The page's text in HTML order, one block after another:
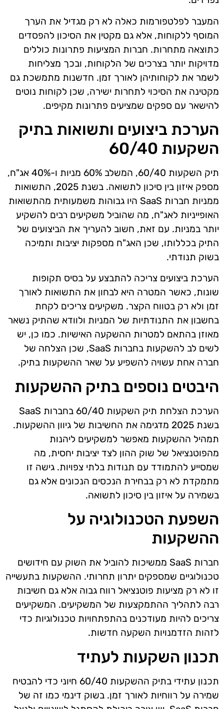
המעבר לפלטפורמות כאלה לא רק מגדיל את הערך
המוסף ללקוחות, אלא גם מקטין את הסיכון להפסדים
כתוצאה מתחרות. חברות המציעות פתרונות כוללים
מדויקות יותר בצרכים של הלקוחות, ובכך מצליחות
לשמר את לקוחותיהן לאורך זמן. חדשנות מתמשכת גם
מקטינה את הסיכוי לתחרות ישירה, שכן לקוחות נוטים
להישאר עם ספקים שמציעים פתרונות מקיפים.
הערכת ביצועים ותשואות בתיק
השקעות 60/40
תיק השקעות 60/40, המשלב 60% מניות ו-40% אג"ח,
מספק איזון בין סיכון לתשואה. בשנת 2025, התשואות
ממניות חברות SaaS היו גבוהות משמעותית מהתשואות
האופייניות לאג"ח, מה שהוביל משקיעים רבים להשקיע
יותר במניות. עם זאת, חשוב להעריך את הביצועים של
התיק בכללותו, שכן האג"ח מספקות יציבות ותמיכה
בשוק תנודתי.
הערכת ביצועים צריכה להתבצע על בסיס תקופות
שונות, כאשר המטרה היא לבחון את התשואות לאורך
זמן ולא רק בטווח הקצר. משקיעים צריכים לקחת
בחשבון את התנודתיות של המניות ולוודא שהתיק נשאר
מאוזן בהתאם למטרות ההשקעה האישיות. כמו כן, יש
לשים לב להשקעות בחברות SaaS, שכן הצלחה של
חברה אחת עשויה להשפיע על שאר ההשקעות בתיק.
היבטים נוספים בתיק ההשקעות
הערכת הצלחת תיק השקעות 60/40 בחברות SaaS
בשנת 2025 מדגימה את החשיבות של גיוון ההשקעות.
תמהיל ההשקעות מאפשר למשקיעים ליהנות
מהפוטנציאל של שוק ההון לצד יציבות יחסית, מה
שמסייע להתמודד עם תנודות בלתי צפויות. גישה זו
מתמקדת לא רק בבחירת הנכסים הנכונים אלא גם
בשמירה על איזון בין סיכון לתשואה.
השפעת הטכנולוגיה על
ההשקעות
חברות SaaS ממשיכות להוביל את השוק עם חידושים
טכנולוגיים שמספקים יתרון תחרותי. ההשקעות בתעשייה
זו לא רק מציעות פוטנציאל רווח גבוה אלא גם חשיבות
רבה לתהליך ההתמקצעות של המשקיעים. המשקיעים
צריכים להיות מעודכנים בהתפתחויות טכנולוגיות כדי
לזהות הזדמנויות השקעה חדשות.
תכנון השקעות לעתיד
תכנון עתידי בתיק ההשקעות 60/40 חיוני כדי להבטיח
שמירה על רווחיות לאורך זמן. בשוק דינמי כמו זה של